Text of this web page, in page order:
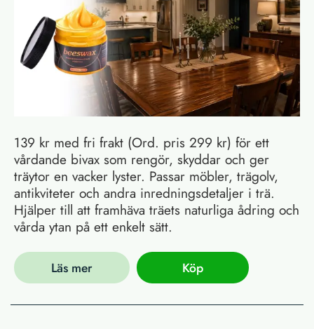
139 kr med fri frakt (Ord. pris 299 kr) för ett
vårdande bivax som rengör, skyddar och ger
träytor en vacker lyster. Passar möbler, trägolv,
antikviteter och andra inredningsdetaljer i trä.
Hjälper till att framhäva träets naturliga ådring och
vårda ytan på ett enkelt sätt.
Läs mer Köp